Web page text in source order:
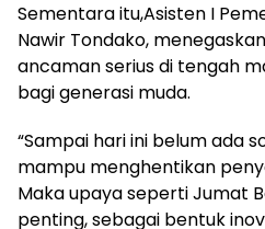
Sementara itu,Asisten I
Nawir Tondako,
ancaman serius di tengah
bagi generasi muda.
“Sampai hari ini belum ada
mampu menghentikan
Maka upaya seperti Jumat
penting, sebagai bentuk